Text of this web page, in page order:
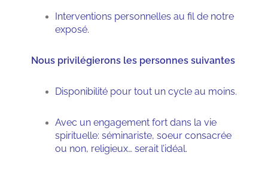
Interventions personnelles au fil de notre
exposé.
Nous privilégierons les personnes suivantes
Disponibilité pour tout un cycle au moins.
Avec un engagement fort dans la vie
spirituelle: séminariste, soeur consacrée
ou non, religieux… serait l’idéal.